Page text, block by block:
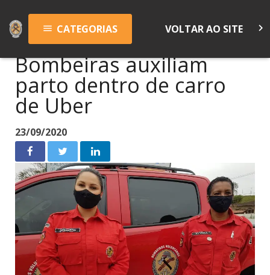
menu CATEGORIAS VOLTAR AO SITE keyboard_arrow_right
Bombeiras auxiliam
parto dentro de carro
de Uber
23/09/2020